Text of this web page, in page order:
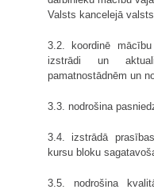
Valsts kancelejā
3.2. koordinē
izstrādi un
pamatnostādnēm un
3.3. nodrošina
3.4. izstrādā
kursu bloku
3.5. nodrošina